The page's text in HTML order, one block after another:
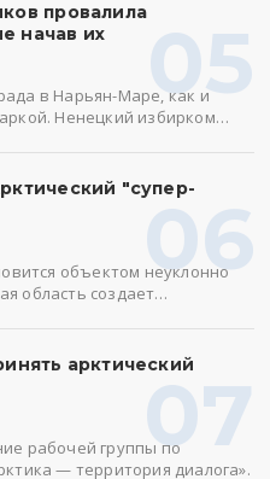
05
провалила
начав их
в Нарьян-Маре, как и
Ненецкий избирком…
06
"супер-
объектом неуклонно
область создает…
07
арктический
рабочей группы по
— территория диалога».